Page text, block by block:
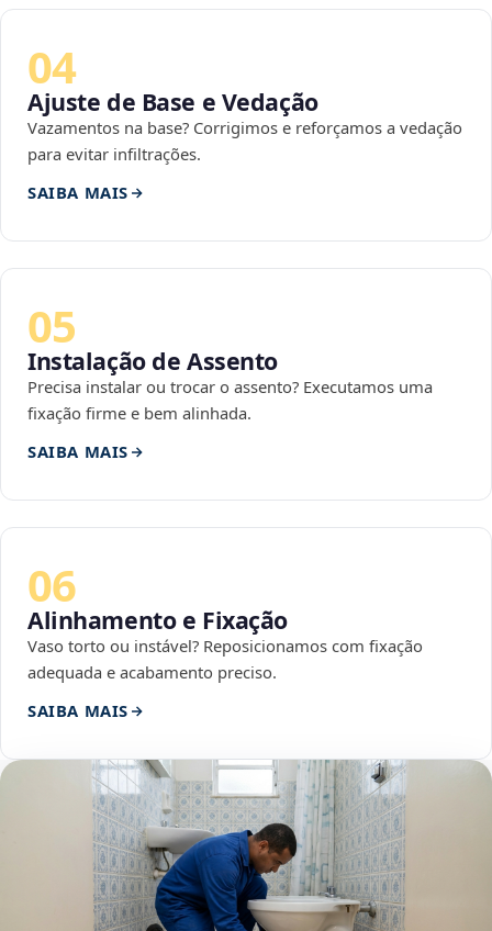
04
Ajuste de Base e Vedação
Vazamentos na base? Corrigimos e reforçamos a vedação
para evitar infiltrações.
SAIBA MAIS
05
Instalação de Assento
Precisa instalar ou trocar o assento? Executamos uma
fixação firme e bem alinhada.
SAIBA MAIS
06
Alinhamento e Fixação
Vaso torto ou instável? Reposicionamos com fixação
adequada e acabamento preciso.
SAIBA MAIS